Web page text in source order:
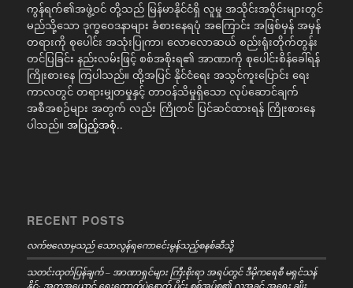
ကွန်ရက်၏အဖွဲ့ဝင် တို့သည် မြန်မာနိုင်ငံရှိ လူမှု အသိုင်းအဝိုင်းများတွင်
မည်သို့သော ဒုက္ခဝေဒနာများ ခံစားနေရပုံ အကြောင်း အဖြစ်မှန် အမှန်
တရားကို စုပေါင်း အသုံးပြုကာ၊ လောလောဆယ် စည်းရုံးတိုက်တွန်း
တင်ပြခြင်း နည်းလမ်းဖြင့် စစ်အစိုးရ၏ အာဏာကို စုပေါင်းစိန်ခေါ်ရန်
ကြိုးစားနေ ကြပါသည်။ ထို့အပြင် နိုင်ငံရေး အသွင်ကူးပြောင်း ရေး
ကာလတွင် တရားမျှတမှုနှင့် တာဝန်သိမှုရှိသော လုပ်ဆောင်ချက်
အစီအစဉ်များ အတွက် လည်း ကြိုတင် ပြင်ဆင်ထားရန် ကြိုးစားနေ
ပါသည်။ အပြည့်အစုံ..
RECENT POSTS
လက်ဗလောမှသည် သောလွန်ရကောင်ေးမွန်သည့်စနစ်ဆီသို့
သတင်းထုတ်ပြန်ချက် – အာဏာရှင်များ ကြီးစိုးရာ အရပ်တွင် ဒီမိုကရေစီ မရှင်သန်
နိုင်- အတုအယောင် ရွေးကောက်ပွဲနောက် ပိုင်း စစ်အုပ်စု၏ လူ့အခွင့် အရေး ချိုး